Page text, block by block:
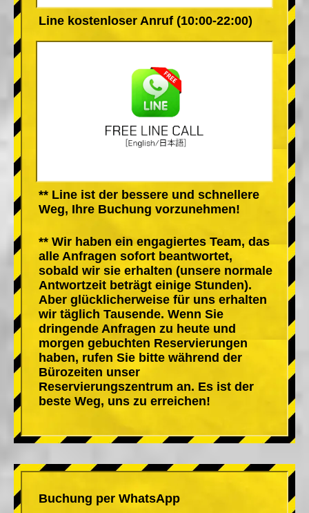
Line kostenloser Anruf (10:00-22:00)
** Line ist der bessere und schnellere
Weg, Ihre Buchung vorzunehmen!
** Wir haben ein engagiertes Team, das
alle Anfragen sofort beantwortet,
sobald wir sie erhalten (unsere normale
Antwortzeit beträgt einige Stunden).
Aber glücklicherweise für uns erhalten
wir täglich Tausende. Wenn Sie
dringende Anfragen zu heute und
morgen gebuchten Reservierungen
haben, rufen Sie bitte während der
Bürozeiten unser
Reservierungszentrum an. Es ist der
beste Weg, uns zu erreichen!
Buchung per WhatsApp